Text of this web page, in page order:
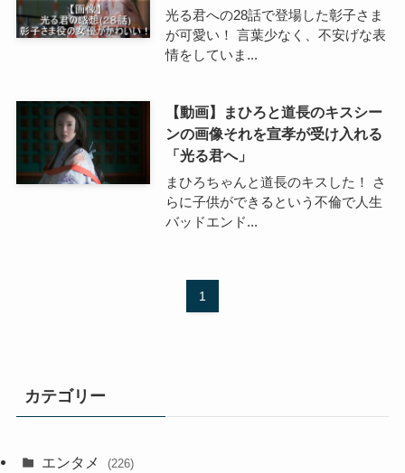
光る君への28話で登場した彰子さま
が可愛い！ 言葉少なく、不安げな表
情をしていま...
【動画】まひろと道長のキスシー
ンの画像それを宣孝が受け入れる
「光る君へ」
まひろちゃんと道長のキスした！ さ
らに子供ができるという不倫で人生
バッドエンド...
1
カテゴリー
エンタメ (226)